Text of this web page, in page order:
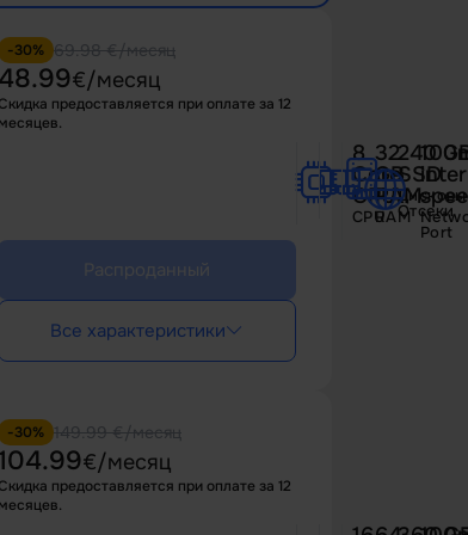
CPU
8
Core
CPU
RAM
32
GB
RAM
Отсеки
240
SSD
Port
-30% 69.98 €/месяц
48.99€/месяц
предоставляется при оплате за 12
месяцев.
Распроданный
Все характеристики
-30% 149.99 €/месяц
€/месяц
предоставляется при оплате за 12
месяцев.